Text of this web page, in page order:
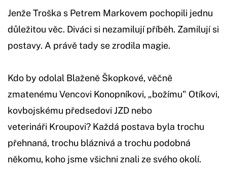
Jenže Troška s Petrem Markovem pochopili jednu
důležitou věc. Diváci si nezamilují příběh. Zamilují si
postavy. A právě tady se zrodila magie.
Kdo by odolal Blaženě Škopkové, věčně
zmatenému Vencovi Konopníkovi, „božímu" Otíkovi,
kovbojskému předsedovi JZD nebo
veterináři Kroupovi? Každá postava byla trochu
přehnaná, trochu bláznivá a trochu podobná
někomu, koho jsme všichni znali ze svého okolí.